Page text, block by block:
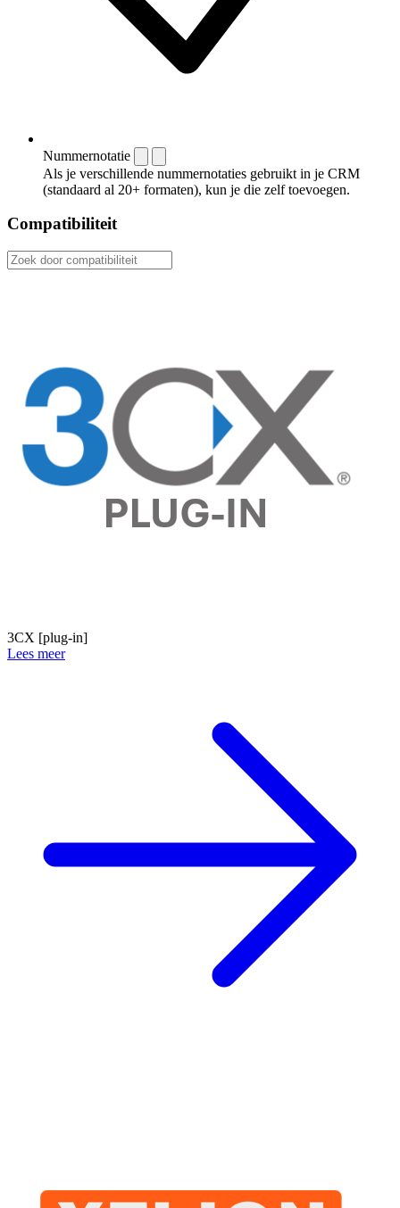
Nummernotatie
Als je verschillende nummernotaties gebruikt in je CRM
(standaard al 20+ formaten), kun je die zelf toevoegen.
Compatibiliteit
3CX [plug-in]
Lees meer